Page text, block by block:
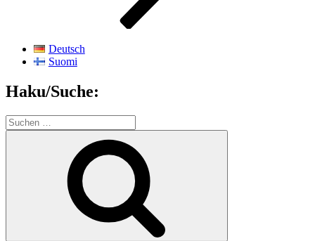
Deutsch
Suomi
Haku/Suche:
Suchen
nach: